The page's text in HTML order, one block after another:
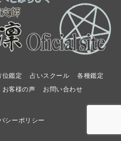
位鑑定 占いスクール
各種鑑定
お客様の声 お問い合わせ
シーポリシー